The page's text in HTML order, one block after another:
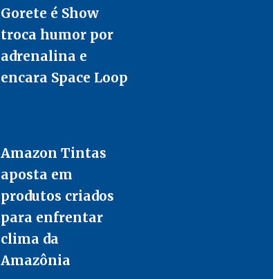
Gorete é Show
troca humor por
adrenalina e
encara Space Loop
Amazon Tintas
aposta em
produtos criados
para enfrentar
clima da
Amazônia